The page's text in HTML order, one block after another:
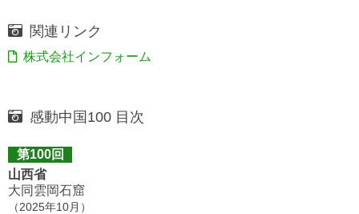
関連リンク
株式会社インフォーム
感動中国100 目次
第100回
山西省
大同雲岡石窟
（2025年10月）